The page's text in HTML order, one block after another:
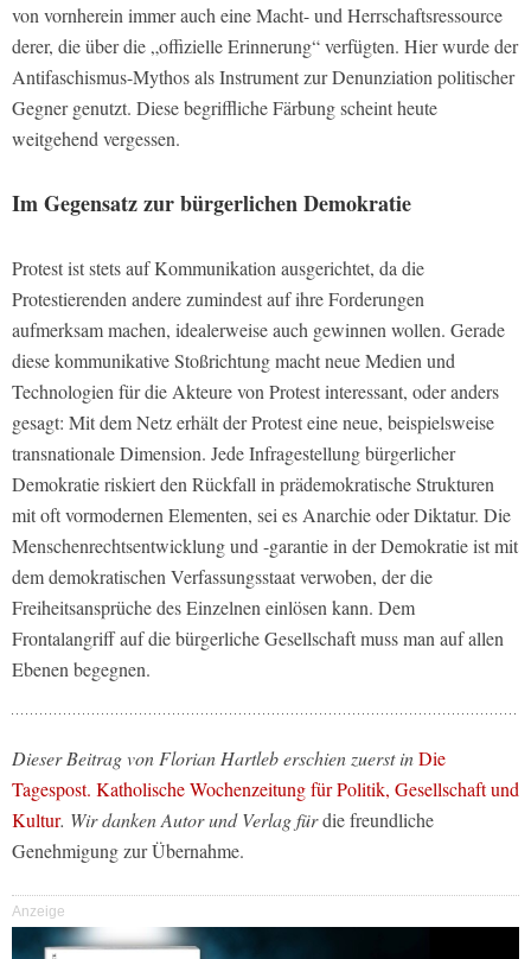
von vornherein immer auch eine Macht- und Herrschaftsressource
derer, die über die „offizielle Erinnerung“ verfügten. Hier wurde der
Antifaschismus-Mythos als Instrument zur Denunziation politischer
Gegner genutzt. Diese begriffliche Färbung scheint heute
weitgehend vergessen.
Im Gegensatz zur bürgerlichen Demokratie
Protest ist stets auf Kommunikation ausgerichtet, da die
Protestierenden andere zumindest auf ihre Forderungen
aufmerksam machen, idealerweise auch gewinnen wollen. Gerade
diese kommunikative Stoßrichtung macht neue Medien und
Technologien für die Akteure von Protest interessant, oder anders
gesagt: Mit dem Netz erhält der Protest eine neue, beispielsweise
transnationale Dimension. Jede Infragestellung bürgerlicher
Demokratie riskiert den Rückfall in prädemokratische Strukturen
mit oft vormodernen Elementen, sei es Anarchie oder Diktatur. Die
Menschenrechtsentwicklung und -garantie in der Demokratie ist mit
dem demokratischen Verfassungsstaat verwoben, der die
Freiheitsansprüche des Einzelnen einlösen kann. Dem
Frontalangriff auf die bürgerliche Gesellschaft muss man auf allen
Ebenen begegnen.
Dieser Beitrag von Florian Hartleb erschien zuerst inDie
Tagespost. Katholische Wochenzeitung für Politik, Gesellschaft und
Kultur. Wir danken Autor und Verlag fürdie freundliche
Genehmigung zur Übernahme.
Anzeige